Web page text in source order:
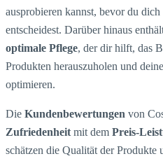
ausprobieren kannst, bevor du
entscheidest. Darüber hinaus
optimale Pflege, der dir hilft, das
Produkten herauszuholen und
optimieren.
Die Kundenbewertungen von
Zufriedenheit mit dem Preis-
schätzen die Qualität der Produkte